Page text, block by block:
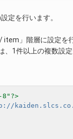
定を行います。
」階層に設定を
1件以上の複数設
8"?>